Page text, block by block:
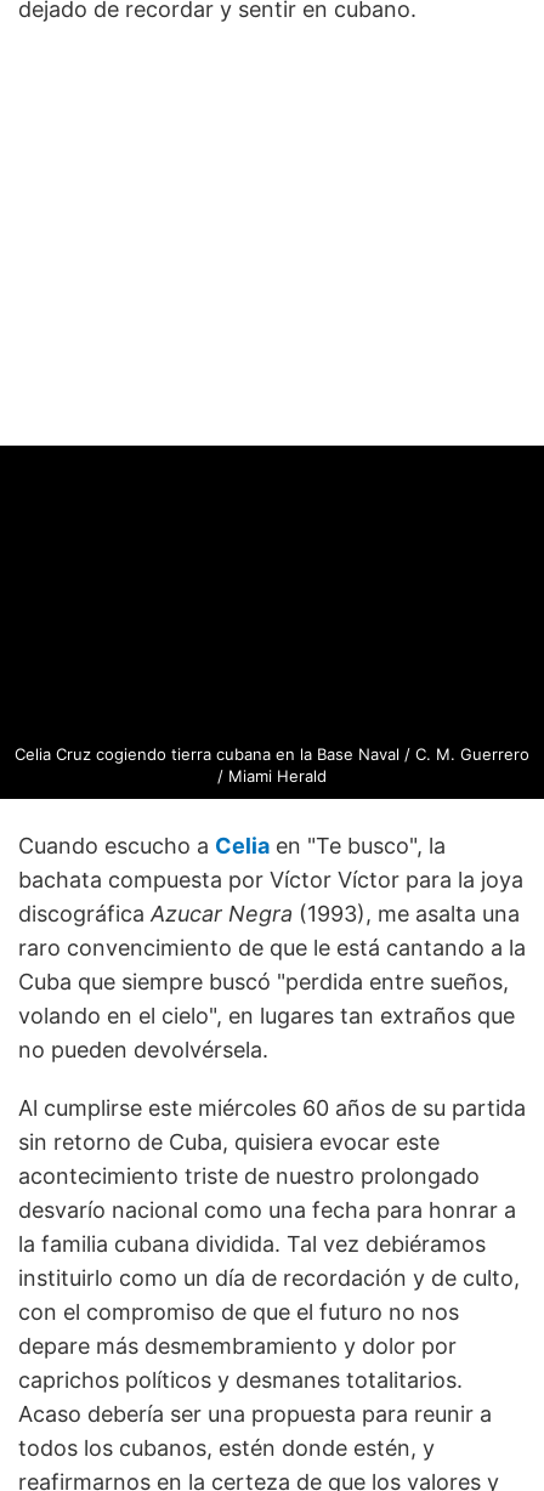
dejado de recordar y sentir en cubano.
Celia Cruz cogiendo tierra cubana en la Base Naval / C. M. Guerrero
/ Miami Herald
Cuando escucho a Celia en "Te busco", la
bachata compuesta por Víctor Víctor para la joya
discográfica Azucar Negra (1993), me asalta una
raro convencimiento de que le está cantando a la
Cuba que siempre buscó "perdida entre sueños,
volando en el cielo", en lugares tan extraños que
no pueden devolvérsela.
Al cumplirse este miércoles 60 años de su partida
sin retorno de Cuba, quisiera evocar este
acontecimiento triste de nuestro prolongado
desvarío nacional como una fecha para honrar a
la familia cubana dividida. Tal vez debiéramos
instituirlo como un día de recordación y de culto,
con el compromiso de que el futuro no nos
depare más desmembramiento y dolor por
caprichos políticos y desmanes totalitarios.
Acaso debería ser una propuesta para reunir a
todos los cubanos, estén donde estén, y
reafirmarnos en la certeza de que los valores y